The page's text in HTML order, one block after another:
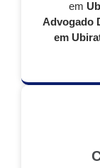
em
Advogado
em